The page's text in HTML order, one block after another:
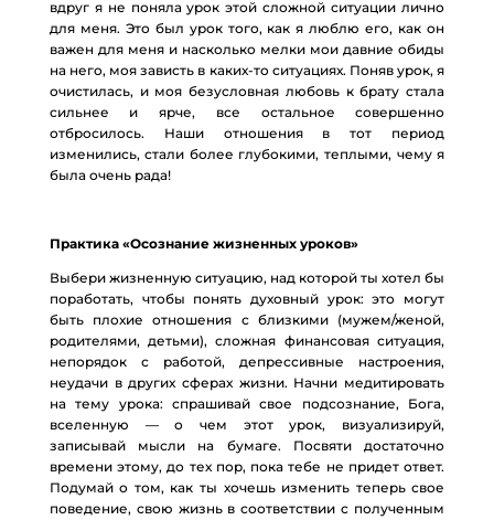
вдруг я не поняла урок этой сложной ситуации лично
для меня. Это был урок того, как я люблю его, как он
важен для меня и насколько мелки мои давние обиды
на него, моя зависть в каких-то ситуациях. Поняв урок, я
очистилась, и моя безусловная любовь к брату стала
сильнее и ярче, все остальное совершенно
отбросилось. Наши отношения в тот период
изменились, стали более глубокими, теплыми, чему я
была очень рада!
Практика «Осознание жизненных уроков»
Выбери жизненную ситуацию, над которой ты хотел бы
поработать, чтобы понять духовный урок: это могут
быть плохие отношения с близкими (мужем/женой,
родителями, детьми), сложная финансовая ситуация,
непорядок с работой, депрессивные настроения,
неудачи в других сферах жизни. Начни медитировать
на тему урока: спрашивай свое подсознание, Бога,
вселенную — о чем этот урок, визуализируй,
записывай мысли на бумаге. Посвяти достаточно
времени этому, до тех пор, пока тебе не придет ответ.
Подумай о том, как ты хочешь изменить теперь свое
поведение, свою жизнь в соответствии с полученным